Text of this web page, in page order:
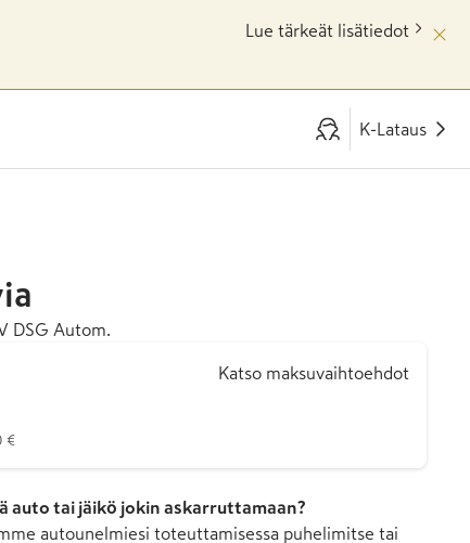
Lue tärkeät lisätiedot
K-Lataus
DSG Autom.
€
Katso maksuvaihtoehdot
auto tai jäikö jokin askarruttamaan?
autounelmiesi toteuttamisessa puhelimitse tai